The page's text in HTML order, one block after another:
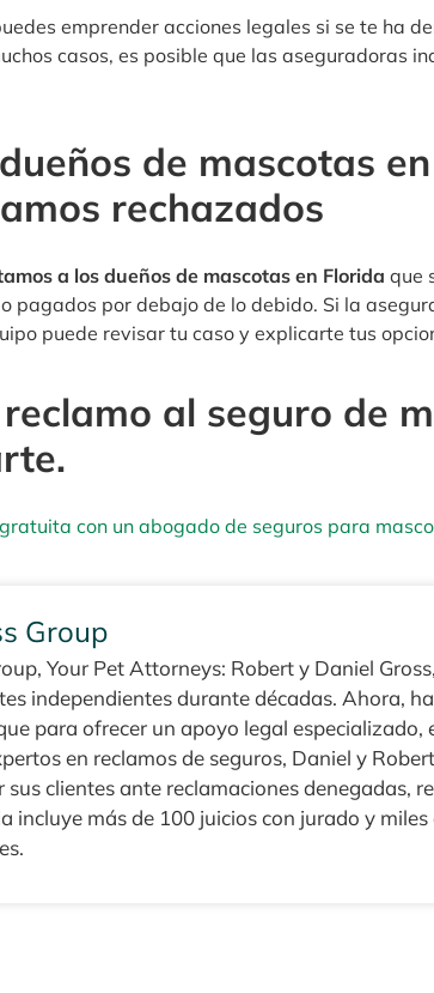
emprender acciones legales si se te ha
casos, es posible que las aseguradoras
de mascotas
rechazados
a los dueños de mascotas en Florida que
pagados por debajo de lo debido. Si la
puede revisar tu caso y explicarte tus
al seguro de
con un abogado de seguros para
Group
Your Pet Attorneys: Robert y Daniel
independientes durante décadas. Ahora,
para ofrecer un apoyo legal especializado,
en reclamos de seguros, Daniel y
sus clientes ante reclamaciones denegadas,
incluye más de 100 juicios con jurado y